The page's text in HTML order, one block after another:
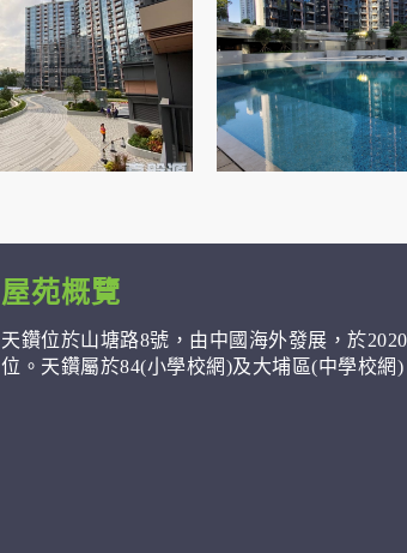
屋苑概覽
天鑽位於山塘路8號，由中國海外發展，於
位。天鑽屬於84(小學校網)及大埔區(中學校網)